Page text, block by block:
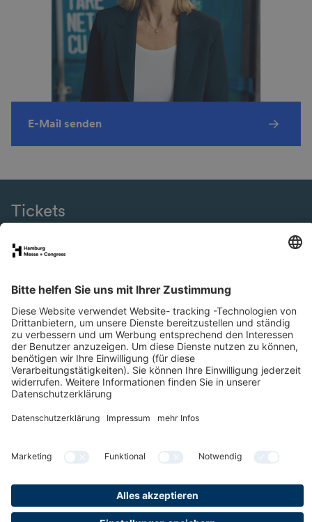
E-Mail senden
Tickets
eNews
Presse
Special Areas
Newsletter
LinkedIn
YouTube
Facebook
Impressum Cookies & Tracking